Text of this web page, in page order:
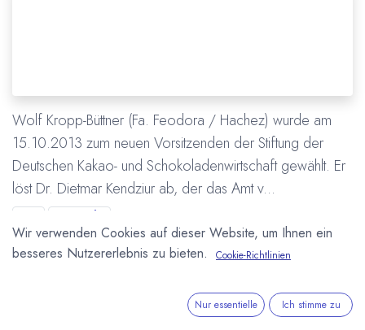
Wolf Kropp-Büttner (Fa. Feodora / Hachez) wurde am
15.10.2013 zum neuen Vorsitzenden der Stiftung der
Deutschen Kakao- und Schokoladenwirtschaft gewählt. Er
löst Dr. Dietmar Kendziur ab, der das Amt v...
Personalia
Stiftung der Deutschen Kakao- und Schokoladenwirtschaft
Wir verwenden Cookies auf dieser Website, um Ihnen ein
besseres Nutzererlebnis zu bieten.
Cookie-Richtlinien
Nur essentielle Ich stimme zu